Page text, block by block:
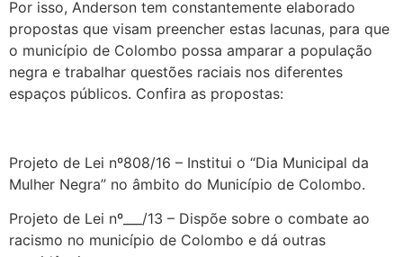
Por isso, Anderson tem constantemente elaborado
propostas que visam preencher estas lacunas, para que
o município de Colombo possa amparar a população
negra e trabalhar questões raciais nos diferentes
espaços públicos. Confira as propostas:
Projeto de Lei nº808/16 – Institui o “Dia Municipal da
Mulher Negra” no âmbito do Município de Colombo.
Projeto de Lei nº___/13 – Dispõe sobre o combate ao
racismo no município de Colombo e dá outras